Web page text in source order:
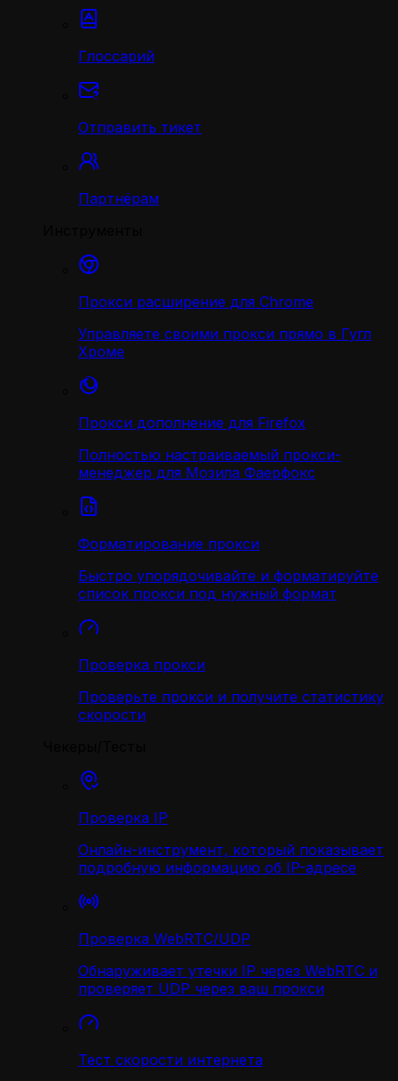
Глоссарий
Отправить тикет
Партнёрам
Прокси расширение для Chrome
Управляете своими прокси прямо в Гугл
Хроме
Прокси дополнение для Firefox
Полностью настраиваемый прокси-
менеджер для Мозила Фаерфокс
Форматирование прокси
Быстро упорядочивайте и форматируйте
список прокси под нужный формат
Проверка прокси
Проверьте прокси и получите статистику
скорости
Проверка IP
Онлайн-инструмент, который показывает
подробную информацию об IP-адресе
Проверка WebRTC/UDP
Обнаруживает утечки IP через WebRTC и
проверяет UDP через ваш прокси
Тест скорости интернета